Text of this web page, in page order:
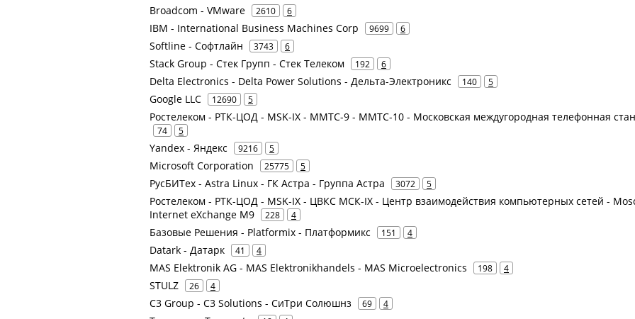
Broadcom - VMware 2610 6
IBM - International Business Machines Corp 9699 6
Softline - Софтлайн 3743 6
Stack Group - Стек Групп - Стек Телеком 192 6
Delta Electronics - Delta Power Solutions - Дельта-Электроникс 140 5
Google LLC 12690 5
Ростелеком - РТК-ЦОД - MSK-IX - ММТС-9 - ММТС-10 - Московская междугородная телефонная
74 5
Yandex - Яндекс 9216 5
Microsoft Corporation 25775 5
РусБИТех - Astra Linux - ГК Астра - Группа Астра 3072 5
Ростелеком - РТК-ЦОД - MSK-IX - ЦВКС МСК-IX - Центр взаимодействия компьютерных сетей -
Internet eXchange M9
228 4
Базовые Решения - Platformix - Платформикс 151 4
Datark - Датарк 41 4
MAS Elektronik AG - MAS Elektronikhandels - MAS Microelectronics 198 4
STULZ 26 4
C3 Group - C3 Solutions - СиТри Солюшнз 69 4